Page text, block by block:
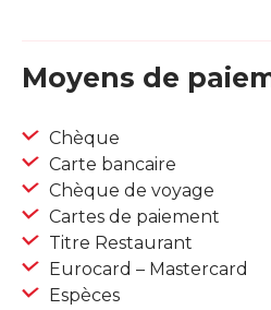
Moyens de
Chèque
Carte bancaire
Chèque de voyage
Cartes de paiement
Titre Restaurant
Eurocard – Mastercard
Espèces